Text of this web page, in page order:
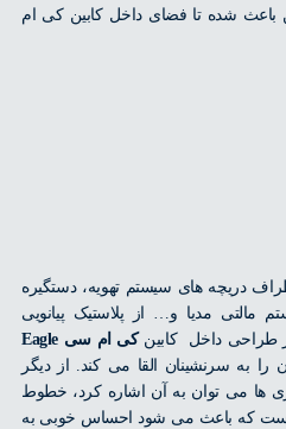
شده تا فضای داخل کابین کی ام
های سیستم تهویه، دستگیره
و… از پلاستیک پیانویی
داخل کابین
کی ام سی Eagle
القا می کند. از دیگر
توان به آن اشاره کرد، خطوط
باعث می شود احساس خوبی به